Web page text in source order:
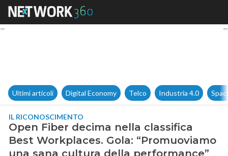
Open Fiber decima nella
Ultimi articoli Digital Economy Telco Industria 4.0
IL RICONOSCIMENTO
Open Fiber decima nella classifica
Best Workplaces. Gola: “Promuoviamo
una sana cultura della performance”